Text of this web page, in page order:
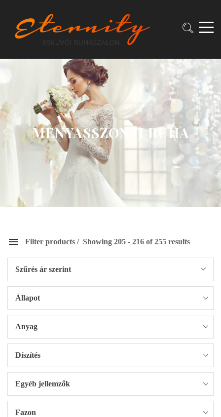
MENYASSZONYI RUHA
Filter products Showing 205 - 216 of 255 results
Szűrés ár szerint
Állapot
Anyag
Díszítés
Egyéb jellemzők
Fazon